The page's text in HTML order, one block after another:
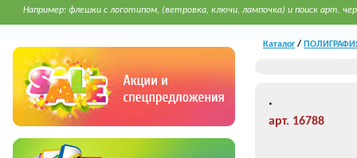
Например: флешки с логотипом, (ветровка, ключи, лампочка) и поиск арт.
Каталог/
.
арт. 16788